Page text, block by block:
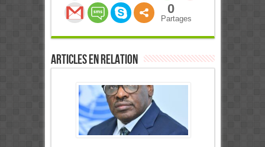
0
Partages
Articles en relation